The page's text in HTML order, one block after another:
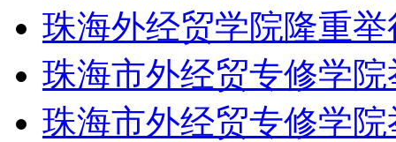
珠海外经贸学院隆重
珠海市外经贸专修学
珠海市外经贸专修学